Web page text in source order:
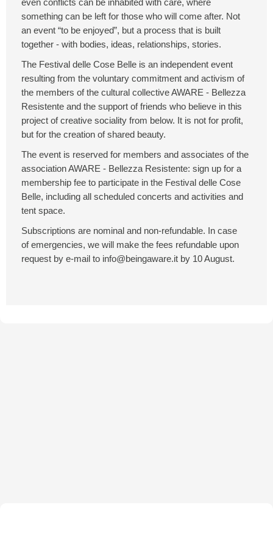
even conflicts can be inhabited with care, where
something can be left for those who will come after. Not
an event “to be enjoyed”, but a process that is built
together - with bodies, ideas, relationships, stories.
The Festival delle Cose Belle is an independent event
resulting from the voluntary commitment and activism of
the members of the cultural collective AWARE - Bellezza
Resistente and the support of friends who believe in this
project of creative sociality from below. It is not for profit,
but for the creation of shared beauty.
The event is reserved for members and associates of the
association AWARE - Bellezza Resistente: sign up for a
membership fee to participate in the Festival delle Cose
Belle, including all scheduled concerts and activities and
tent space.
Subscriptions are nominal and non-refundable. In case
of emergencies, we will make the fees refundable upon
request by e-mail to info@beingaware.it by 10 August.